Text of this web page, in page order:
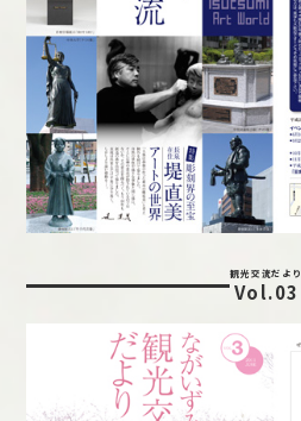
観光交流だより
Vol.03